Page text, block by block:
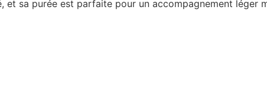
et sa purée est parfaite pour un accompagnement léger